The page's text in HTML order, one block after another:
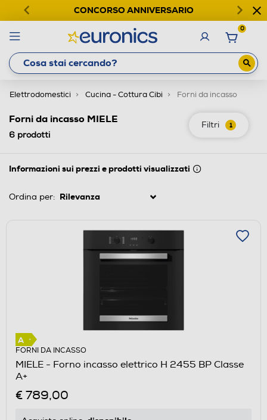
CONCORSO ANNIVERSARIO
0
Elettrodomestici Cucina - Cottura Cibi Forni da incasso
Filtri 1
Forni da incasso MIELE
6 prodotti
Informazioni sui prezzi e prodotti visualizzati
Ordina per:
FORNI DA INCASSO
MIELE - Forno incasso elettrico H 2455 BP Classe
A+
€ 789,00